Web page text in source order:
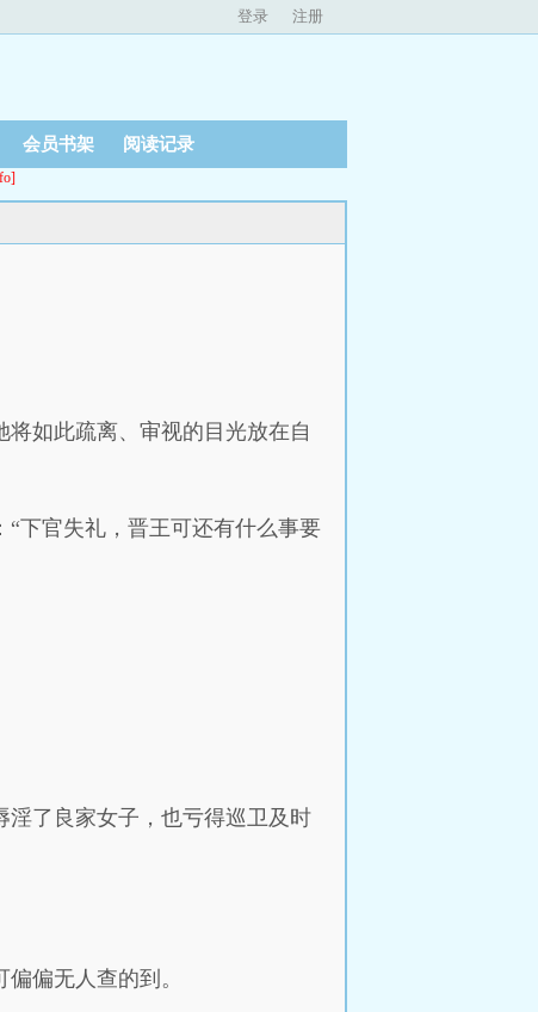
登录 注册
会员书架 阅读记录
如此疏离、审视的目光放在自
下官失礼，晋王可还有什么事要
了良家女子，也亏得巡卫及时
偏无人查的到。